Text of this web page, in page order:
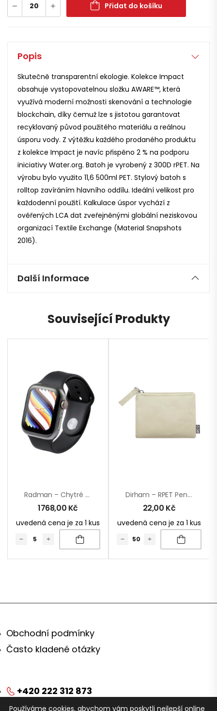
Přidat do košíku
Popis
Skutečně transparentní ekologie. Kolekce Impact
obsahuje vystopovatelnou složku AWARE™, která
využívá moderní možnosti skenování a technologie
blockchain, díky čemuž lze s jistotou garantovat
recyklovaný původ použitého materiálu a reálnou
úsporu vody. Z výtěžku každého prodaného produktu
z kolekce Impact je navíc přispěno 2 % na podporu
iniciativy Water.org. Batoh je vyrobený z 300D rPET. Na
výrobu bylo využito 11,6 500ml PET. Stylový batoh s
rolltop zavíráním hlavního oddílu. Ideální velikost pro
každodenní použití. Kalkulace úspor vychází z
ověřených LCA dat zveřejněnými globální neziskovou
organizací Textile Exchange (Material Snapshots
2016).
Další Informace
Související Produkty
Radman – Chytré Hodinky
1768,00 Kč
uvedená cena je za 1 kus
Dirham – RPET Peněženka
22,00 Kč
uvedená cena je za 1 kus
Obchodní podmínky
Často kladené otázky
+420 222 312 873
Používáme cookies, abychom vám poskytli nejlepší online